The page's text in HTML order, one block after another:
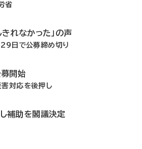
省
れなかった」の声
日で公募締め切り
開始
害対応を後押し
補助を閣議決定